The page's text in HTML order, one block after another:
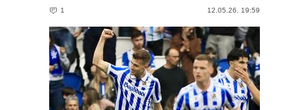
1 12.05.26. 19:59